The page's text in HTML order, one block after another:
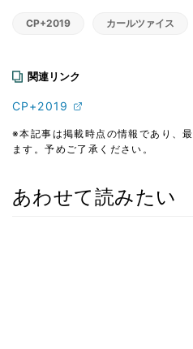
CP+2019 カールツァイス
関連リンク
CP+2019
※本記事は掲載時点の情報であり、
ます。予めご了承ください。
あわせて読みたい